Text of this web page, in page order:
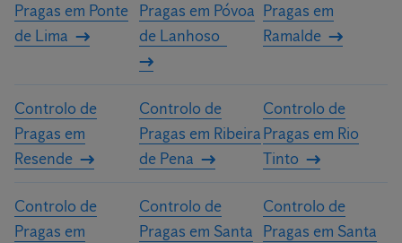
Pragas em Ponte
de Lima
Pragas em Póvoa
de Lanhoso
Pragas em
Ramalde
Controlo de
Pragas em
Resende
Controlo de
Pragas em Ribeira
de Pena
Controlo de
Pragas em Rio
Tinto
Controlo de
Pragas em
Controlo de
Pragas em Santa
Controlo de
Pragas em Santa